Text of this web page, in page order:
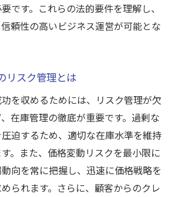
です。これらの法的要件を理解し、
頼性の高いビジネス運営が可能とな
リスク管理とは
を収めるためには、リスク管理が欠
在庫管理の徹底が重要です。過剰な
迫するため、適切な在庫水準を維持
。また、価格変動リスクを最小限に
向を常に把握し、迅速に価格戦略を
られます。さらに、顧客からのクレ